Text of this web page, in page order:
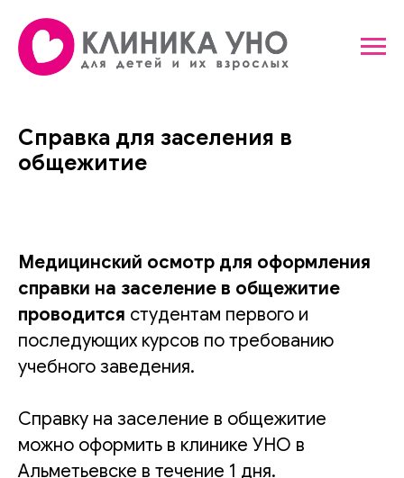
Справка для заселения в
общежитие
Медицинский осмотр для оформления
справки на заселение в общежитие
проводится студентам первого и
последующих курсов по требованию
учебного заведения.
Справку на заселение в общежитие
можно оформить в клинике УНО в
Альметьевске в течение 1 дня.